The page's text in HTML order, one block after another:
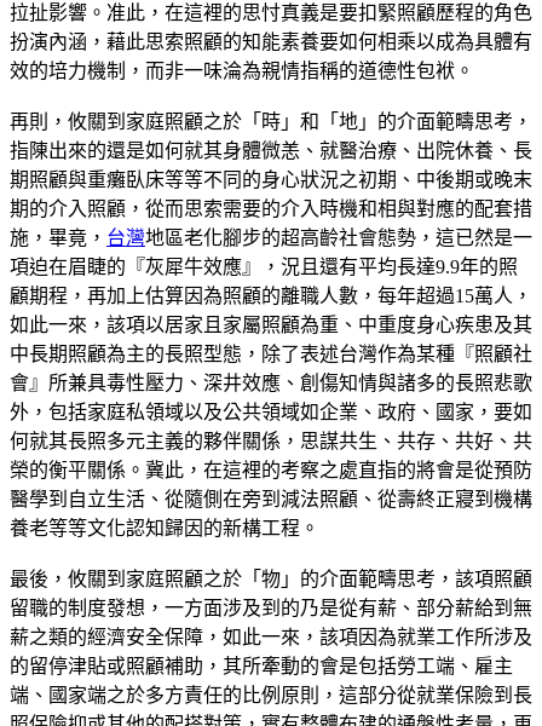
拉扯影響。准此，在這裡的思忖真義是要扣緊照顧歷程的角色
扮演內涵，藉此思索照顧的知能素養要如何相乘以成為具體有
效的培力機制，而非一味淪為親情指稱的道德性包袱。
再則，攸關到家庭照顧之於「時」和「地」的介面範疇思考，
指陳出來的還是如何就其身體微恙、就醫治療、出院休養、長
期照顧與重癱臥床等等不同的身心狀況之初期、中後期或晚末
期的介入照顧，從而思索需要的介入時機和相與對應的配套措
施，畢竟， 台灣地區老化腳步的超高齡社會態勢，這已然是一
項迫在眉睫的『灰犀牛效應』，況且還有平均長達9.9年的照
顧期程，再加上估算因為照顧的離職人數，每年超過15萬人，
如此一來，該項以居家且家屬照顧為重、中重度身心疾患及其
中長期照顧為主的長照型態，除了表述台灣作為某種『照顧社
會』所兼具毒性壓力、深井效應、創傷知情與諸多的長照悲歌
外，包括家庭私領域以及公共領域如企業、政府、國家，要如
何就其長照多元主義的夥伴關係，思謀共生、共存、共好、共
榮的衡平關係。冀此，在這裡的考察之處直指的將會是從預防
醫學到自立生活、從隨側在旁到減法照顧、從壽終正寢到機構
養老等等文化認知歸因的新構工程。
最後，攸關到家庭照顧之於「物」的介面範疇思考，該項照顧
留職的制度發想，一方面涉及到的乃是從有薪、部分薪給到無
薪之類的經濟安全保障，如此一來，該項因為就業工作所涉及
的留停津貼或照顧補助，其所牽動的會是包括勞工端、雇主
端、國家端之於多方責任的比例原則，這部分從就業保險到長